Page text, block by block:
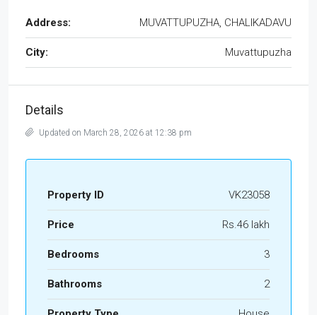
Address: MUVATTUPUZHA, CHALIKADAVU
City: Muvattupuzha
Details
Updated on March 28, 2026 at 12:38 pm
Property ID VK23058
Price Rs.46 lakh
Bedrooms 3
Bathrooms 2